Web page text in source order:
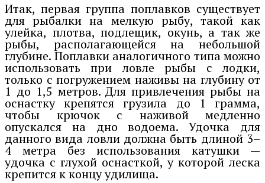
Итак, первая группа поплавков существует
для рыбалки на мелкую рыбу, такой как
улейка, плотва, подлещик, окунь, а так же
рыбы, располагающейся на небольшой
глубине. Поплавки аналогичного типа можно
использовать при ловле рыбы с лодки,
только с погружением наживы на глубину от
1 до 1,5 метров. Для привлечения рыбы на
оснастку крепятся грузила до 1 грамма,
чтобы крючок с наживой медленно
опускался на дно водоема. Удочка для
данного вида ловли должна быть длиной 3–
4 метра без использования катушки —
удочка с глухой оснасткой, у которой леска
крепится к концу удилища.